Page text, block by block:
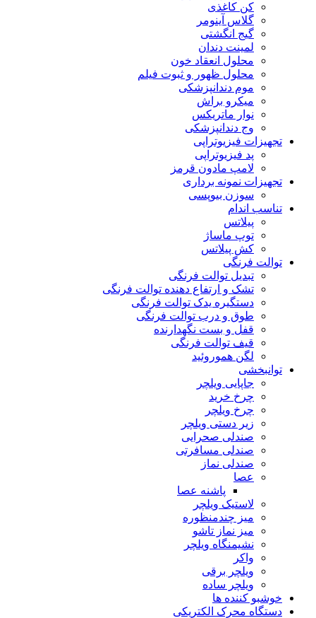
کن کاغذی
گلاس آینومر
گیج انگشتی
لمینت دندان
محلول انعقاد خون
محلول ظهور و ثبوت فیلم
موم دندانپزشکی
میکرو براش
نوار ماتریکس
وج دندانپزشکی
تجهیزات فیزیوتراپی
پد فیزیوتراپی
لامپ مادون قرمز
تجهیزات نمونه برداری
سوزن بیوپسی
تناسب اندام
پیلاتس
توپ ماساژ
کش پیلاتس
توالت فرنگی
تبدیل توالت فرنگی
تشک و ارتفاع دهنده توالت فرنگی
دستگیره یدک توالت فرنگی
طوق و درب توالت فرنگی
قفل و بست نگهدارنده
قیف توالت فرنگی
لگن هموروئید
توانبخشی
جاپایی ویلچر
چرخ خرید
چرخ ویلچر
زیر دستی ویلچر
صندلی صحرایی
صندلی مسافرتی
صندلی نماز
عصا
پاشنه عصا
لاستیک ویلچر
میز چندمنظوره
میز نماز تاشو
نشیمنگاه ویلچر
واکر
ویلچر برقی
ویلچر ساده
خوشبو کننده ها
دستگاه محرک الکتریکی